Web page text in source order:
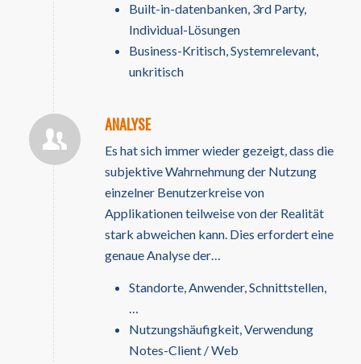
Built-in-datenbanken, 3rd Party,
Individual-Lösungen
Business-Kritisch, Systemrelevant,
unkritisch
ANALYSE
Es hat sich immer wieder gezeigt, dass die
subjektive Wahrnehmung der Nutzung
einzelner Benutzerkreise von
Applikationen teilweise von der Realität
stark abweichen kann. Dies erfordert eine
genaue Analyse der…
Standorte, Anwender, Schnittstellen,
Nutzungshäufigkeit, Verwendung
Notes-Client / Web